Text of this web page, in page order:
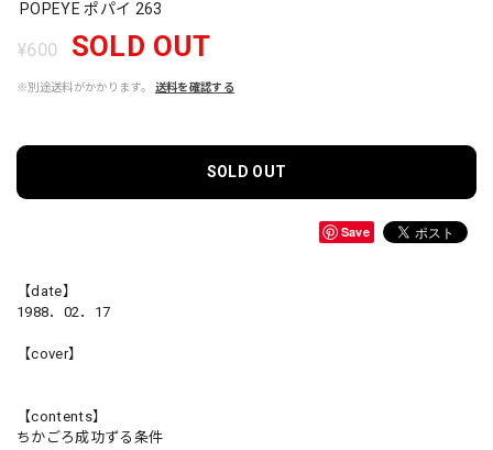
POPEYE ポパイ 263
¥600 SOLD OUT
※別途送料がかかります。 送料を確認する
SOLD OUT
Save
【date】
1988．02．17
【cover】
【contents】
ちかごろ成功ずる条件